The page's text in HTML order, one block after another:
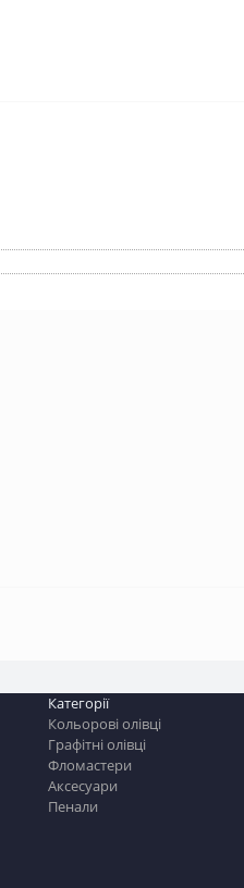
Категорії
Кольорові олівці
Графітні олівці
Фломастери
Аксесуари
Пенали